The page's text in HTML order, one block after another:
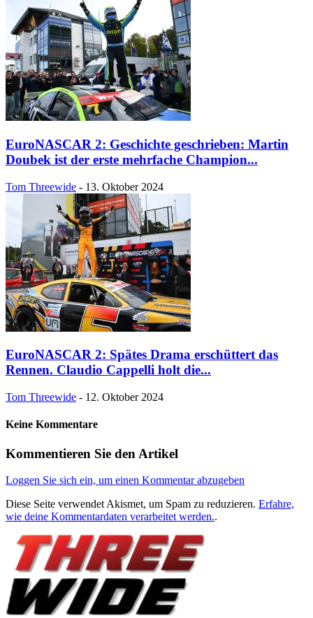
EuroNASCAR 2: Geschichte geschrieben: Martin
Doubek ist der erste mehrfache Champion...
Tom Threewide - 13. Oktober 2024
EuroNASCAR 2: Spätes Drama erschüttert das
Rennen. Claudio Cappelli holt die...
Tom Threewide - 12. Oktober 2024
Keine Kommentare
Kommentieren Sie den Artikel
Loggen Sie sich ein, um einen Kommentar abzugeben
Diese Seite verwendet Akismet, um Spam zu reduzieren. Erfahre,
wie deine Kommentardaten verarbeitet werden..